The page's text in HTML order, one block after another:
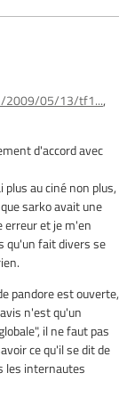
2009/05/13/tf1...,
d'accord avec
au ciné non plus,
sarko avait une
erreur et je m'en
qu'un fait divers se
pandore est ouverte,
n'est qu'un
il ne faut pas
ce qu'il se dit de
les internautes